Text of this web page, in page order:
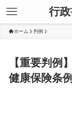
行
ホーム 判例
【重要判例
健康保険条